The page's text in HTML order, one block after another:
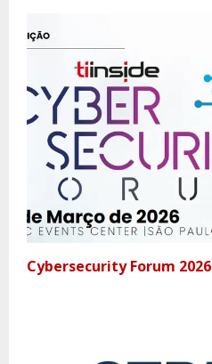
Cybersecurity Forum 2026